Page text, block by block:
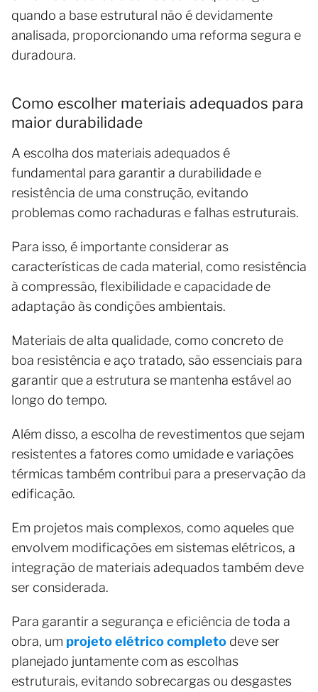
quando a base estrutural não é devidamente
analisada, proporcionando uma reforma segura e
duradoura.
Como escolher materiais adequados para
maior durabilidade
A escolha dos materiais adequados é
fundamental para garantir a durabilidade e
resistência de uma construção, evitando
problemas como rachaduras e falhas estruturais.
Para isso, é importante considerar as
características de cada material, como resistência
à compressão, flexibilidade e capacidade de
adaptação às condições ambientais.
Materiais de alta qualidade, como concreto de
boa resistência e aço tratado, são essenciais para
garantir que a estrutura se mantenha estável ao
longo do tempo.
Além disso, a escolha de revestimentos que sejam
resistentes a fatores como umidade e variações
térmicas também contribui para a preservação da
edificação.
Em projetos mais complexos, como aqueles que
envolvem modificações em sistemas elétricos, a
integração de materiais adequados também deve
ser considerada.
Para garantir a segurança e eficiência de toda a
obra, um projeto elétrico completo deve ser
planejado juntamente com as escolhas
estruturais, evitando sobrecargas ou desgastes